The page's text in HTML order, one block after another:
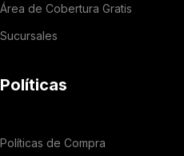
Área de Cobertura Gratis
Sucursales
Políticas
Políticas de Compra